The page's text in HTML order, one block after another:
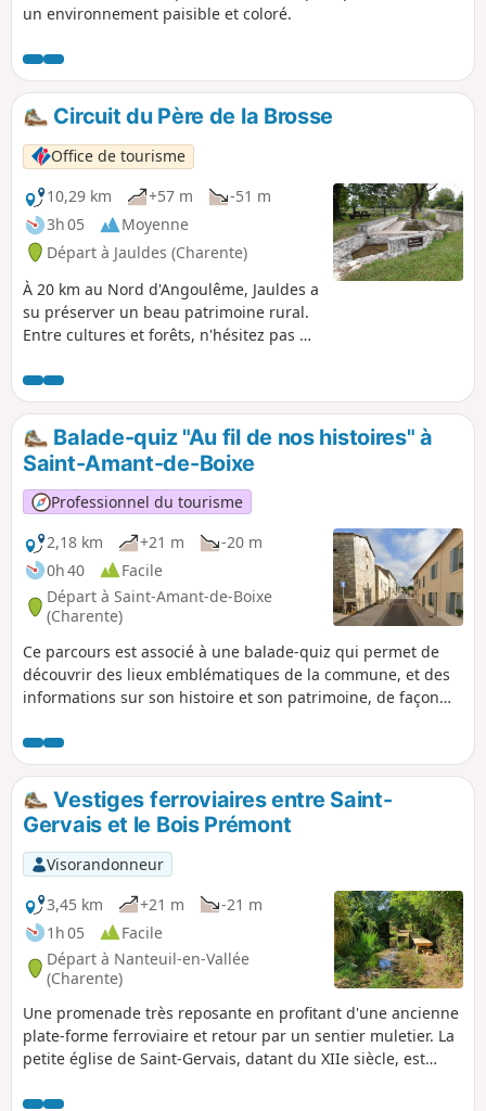
un environnement paisible et coloré.
Circuit du Père de la Brosse
Office de tourisme
10,29 km
+57 m
-51 m
3h 05
Moyenne
Départ à Jauldes (Charente)
À 20 km au Nord d'Angoulême, Jauldes a
su préserver un beau patrimoine rural.
Entre cultures et forêts, n'hésitez pas à
de charme aux constructions anciennes
en petits moellons calcaires typiques.
Balade-quiz "Au fil de nos histoires" à
Saint-Amant-de-Boixe
Professionnel du tourisme
2,18 km
+21 m
-20 m
0h 40
Facile
Départ à Saint-Amant-de-Boixe
(Charente)
Ce parcours est associé à une balade-quiz qui permet de
découvrir des lieux emblématiques de la commune, et des
informations sur son histoire et son patrimoine, de façon
de St-Amant, et scannez le QR Code pour démarrer le jeu
(gratuit, pas d'inscription ni d'application à télécharger).
Vous pouvez choisir le parcours "adulte" ou le parcours
"adulte + enfant" (avec en plus des questions à destination
des enfants de 6 à 11 ans). La description ci-dessous fait
uniquement référence au parcours "adulte".
Vestiges ferroviaires entre Saint-
Gervais et le Bois Prémont
Visorandonneur
3,45 km
+21 m
-21 m
1h 05
Facile
Départ à Nanteuil-en-Vallée
(Charente)
Une promenade très reposante en profitant d'une ancienne
plate-forme ferroviaire et retour par un sentier muletier. La
petite église de Saint-Gervais, datant du XIIe siècle, est